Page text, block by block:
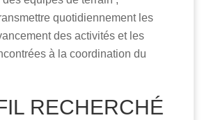
quotidiennement les
des activités et les
à la coordination du
RECHERCHÉ